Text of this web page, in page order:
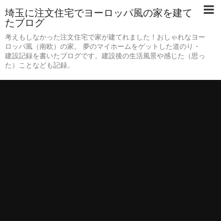
埼玉に注文住宅でヨーロッパ風の家を建て
たブログ
考えもしなかった注文住宅で家が建てれました！おしゃれなヨー
ロッパ風（南欧）の家。 夢のマイホームをゲットした道のり・
建設記録を書いたブログです。建設後の生活風景や感じた（思っ
た）ことなども記録。